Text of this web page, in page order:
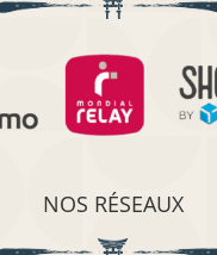
NOS RÉSEAUX